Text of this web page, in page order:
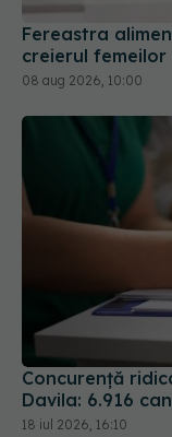
Fereastra
creierul
08 aug 2026, 10:00
Concurență
Davila: 6.916
18 iul 2026, 16:10